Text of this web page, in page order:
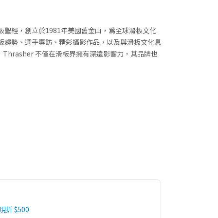
經，創立於1981年美國舊金山，為全球滑板文化
趨勢、選手專訪、精彩攝影作品，以及與滑板文化息
不僅在滑板界擁有深遠影響力，其品牌也
折 $500